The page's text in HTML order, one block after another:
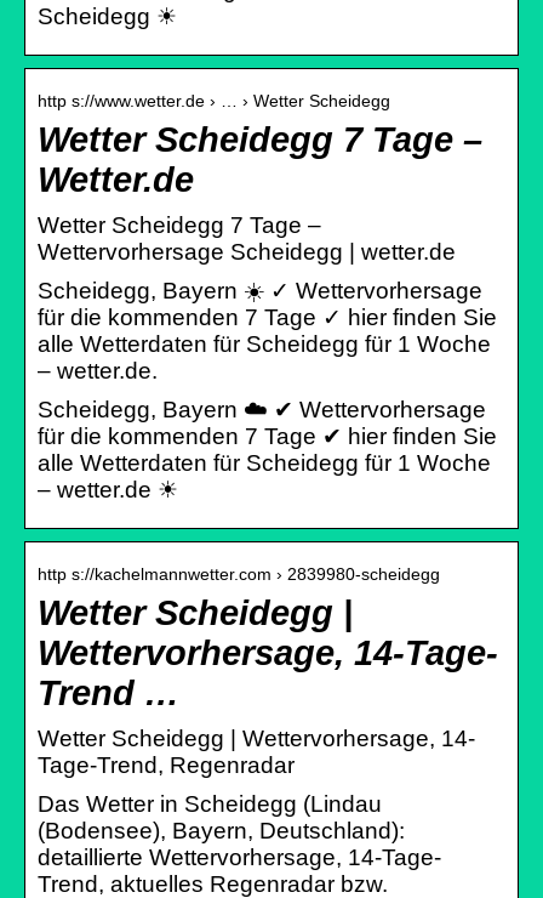
Scheidegg ☀
http s://www.wetter.de › … › Wetter Scheidegg
Wetter Scheidegg 7 Tage –
Wetter.de
Wetter Scheidegg 7 Tage –
Wettervorhersage Scheidegg | wetter.de
Scheidegg, Bayern ☀️ ✓ Wettervorhersage
für die kommenden 7 Tage ✓ hier finden Sie
alle Wetterdaten für Scheidegg für 1 Woche
– wetter.de.
Scheidegg, Bayern ☁️ ✔ Wettervorhersage
für die kommenden 7 Tage ✔ hier finden Sie
alle Wetterdaten für Scheidegg für 1 Woche
– wetter.de ☀
http s://kachelmannwetter.com › 2839980-scheidegg
Wetter Scheidegg |
Wettervorhersage, 14-Tage-
Trend …
Wetter Scheidegg | Wettervorhersage, 14-
Tage-Trend, Regenradar
Das Wetter in Scheidegg (Lindau
(Bodensee), Bayern, Deutschland):
detaillierte Wettervorhersage, 14-Tage-
Trend, aktuelles Regenradar bzw.